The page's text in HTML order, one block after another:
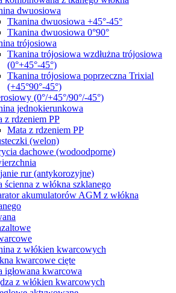
dwuosiowa
Tkanina dwuosiowa +45°-45°
Tkanina dwuosiowa 0°90°
trójosiowa
Tkanina trójosiowa wzdłużna trójosiowa
(0°+45°-45°)
Tkanina trójosiowa poprzeczna Trixial
(+45°90°-45°)
(0°/+45°/90°/-45°)
jednokierunkowa
z rdzeniem PP
Mata z rdzeniem PP
(welon)
dachowe (wodoodporne)
rur (antykorozyjne)
ścienna z włókna szklanego
akumulatorów AGM z włókna
z włókien kwarcowych
kwarcowe cięte
igłowana kwarcowa
z włókien kwarcowych